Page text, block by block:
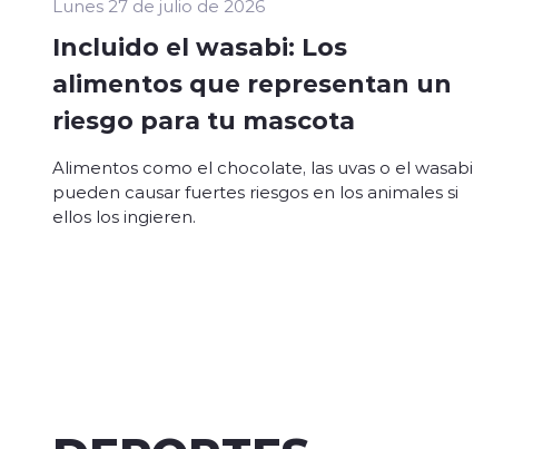
Lunes 27 de julio de 2026
Incluido el wasabi: Los
alimentos que representan un
riesgo para tu mascota
Alimentos como el chocolate, las uvas o el wasabi
pueden causar fuertes riesgos en los animales si
ellos los ingieren.